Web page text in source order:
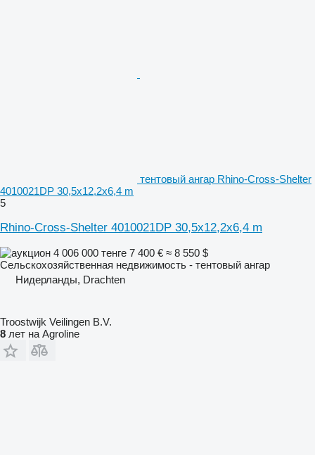
тентовый ангар Rhino-Cross-Shelter
4010021DP 30,5x12,2x6,4 m
5
Rhino-Cross-Shelter 4010021DP 30,5x12,2x6,4 m
4 006 000 тенге 7 400 € ≈ 8 550 $
Сельскохозяйственная недвижимость - тентовый ангар
Нидерланды, Drachten
Troostwijk Veilingen B.V.
8 лет на Agroline